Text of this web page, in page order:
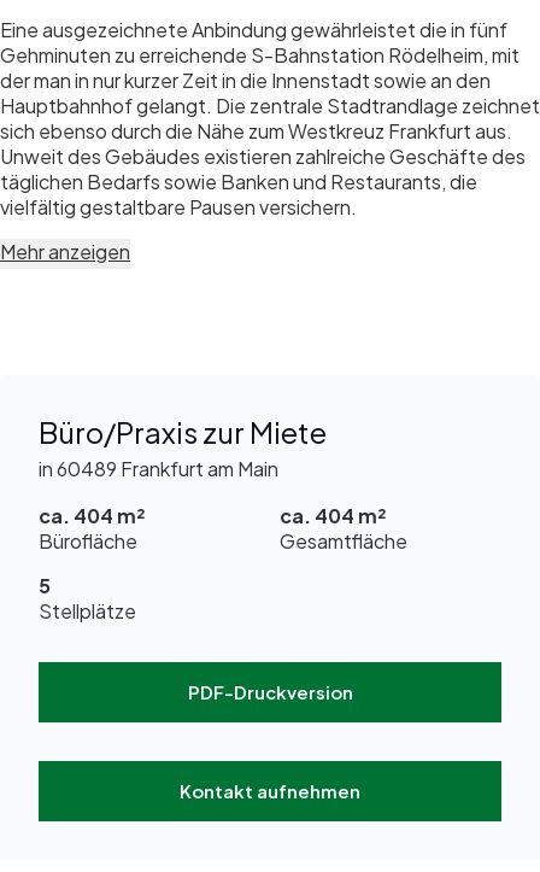
Eine ausgezeichnete Anbindung gewährleistet die in fünf
Gehminuten zu erreichende S-Bahnstation Rödelheim, mit
der man in nur kurzer Zeit in die Innenstadt sowie an den
Hauptbahnhof gelangt. Die zentrale Stadtrandlage zeichnet
sich ebenso durch die Nähe zum Westkreuz Frankfurt aus.
Unweit des Gebäudes existieren zahlreiche Geschäfte des
täglichen Bedarfs sowie Banken und Restaurants, die
vielfältig gestaltbare Pausen versichern.
Mehr anzeigen
Büro/Praxis zur Miete
in 60489 Frankfurt am Main
ca. 404 m²
Bürofläche
ca. 404 m²
Gesamtfläche
5
Stellplätze
PDF-Druckversion
Kontakt aufnehmen